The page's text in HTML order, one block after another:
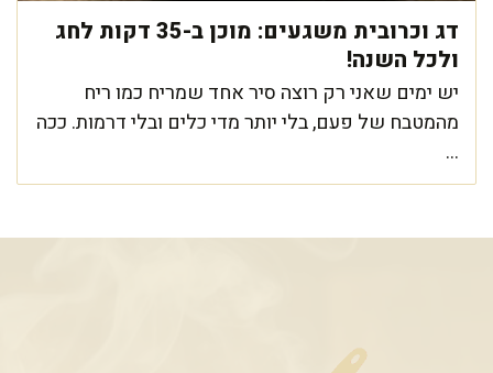
דג וכרובית משגעים: מוכן ב-35 דקות לחג
ולכל השנה!
יש ימים שאני רק רוצה סיר אחד שמריח כמו ריח
מהמטבח של פעם, בלי יותר מדי כלים ובלי דרמות. ככה
...